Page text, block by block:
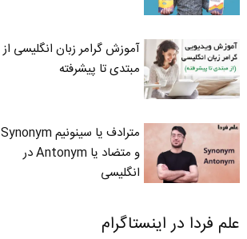
آموزش گرامر زبان انگلیسی از
مبتدی تا پیشرفته
مترادف یا سینونیم Synonym
و متضاد یا Antonym در
انگلیسی
علم فردا در اینستاگرام